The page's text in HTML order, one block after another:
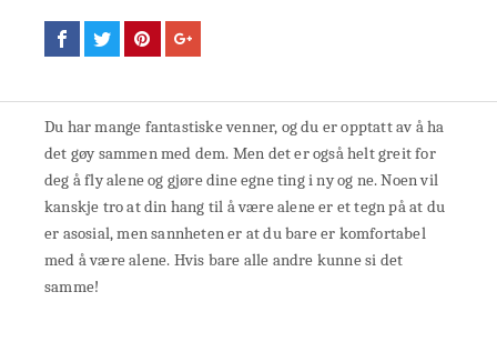
Du har mange fantastiske venner, og du er opptatt av å ha
det gøy sammen med dem. Men det er også helt greit for
deg å fly alene og gjøre dine egne ting i ny og ne. Noen vil
kanskje tro at din hang til å være alene er et tegn på at du
er asosial, men sannheten er at du bare er komfortabel
med å være alene. Hvis bare alle andre kunne si det
samme!